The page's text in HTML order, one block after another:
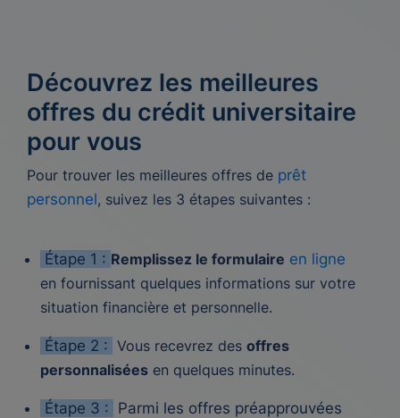
Découvrez les meilleures
offres du crédit universitaire
pour vous
Pour trouver les meilleures offres de prêt
personnel, suivez les 3 étapes suivantes :
Étape 1 : Remplissez le formulaire en ligne
en fournissant quelques informations sur votre
situation financière et personnelle.
Étape 2 : Vous recevrez des offres
personnalisées en quelques minutes.
Étape 3 : Parmi les offres préapprouvées